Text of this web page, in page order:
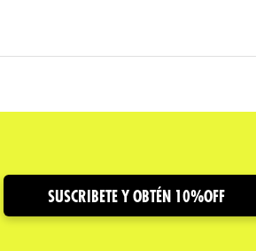
SUSCRIBETE Y OBTÉN 10%OFF